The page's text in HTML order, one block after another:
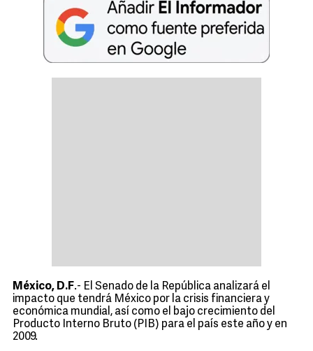
México, D.F.- El Senado de la República analizará el
impacto que tendrá México por la crisis financiera y
económica mundial, así como el bajo crecimiento del
Producto Interno Bruto (PIB) para el país este año y en
2009.